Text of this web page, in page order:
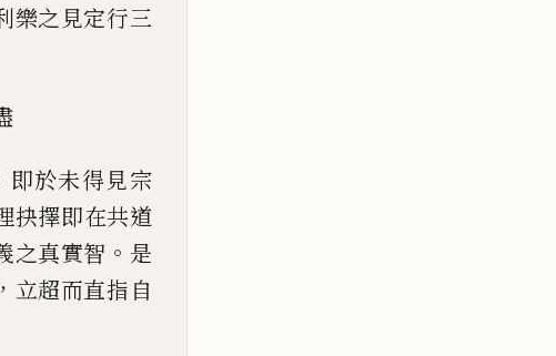
樂之見定行三
即於未得見宗
抉擇即在共道
之真實智 。 是
， 立超而直指自